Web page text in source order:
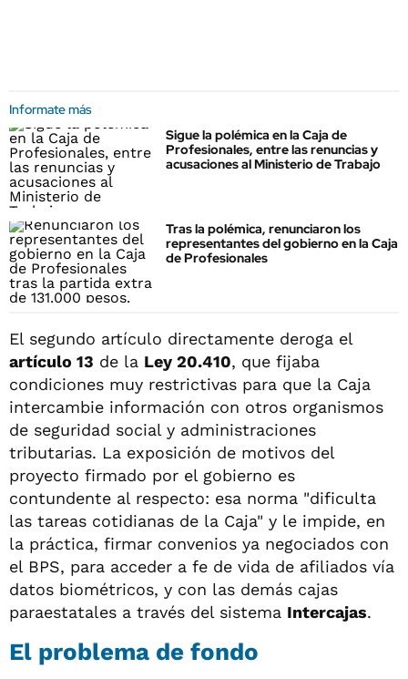
Informate más
Sigue la polémica en la Caja de
Profesionales, entre las renuncias y
acusaciones al Ministerio de Trabajo
Tras la polémica, renunciaron los
representantes del gobierno en la Caja
de Profesionales
El segundo artículo directamente deroga el
artículo 13 de la Ley 20.410, que fijaba
condiciones muy restrictivas para que la Caja
intercambie información con otros organismos
de seguridad social y administraciones
tributarias. La exposición de motivos del
proyecto firmado por el gobierno es
contundente al respecto: esa norma "dificulta
las tareas cotidianas de la Caja" y le impide, en
la práctica, firmar convenios ya negociados con
el BPS, para acceder a fe de vida de afiliados vía
datos biométricos, y con las demás cajas
paraestatales a través del sistema Intercajas.
El problema de fondo